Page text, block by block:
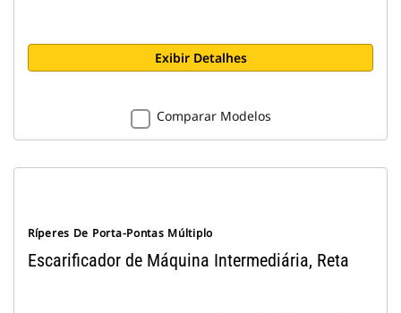
Exibir Detalhes
Comparar Modelos
Ríperes De Porta-Pontas Múltiplo
Escarificador de Máquina Intermediária, Reta